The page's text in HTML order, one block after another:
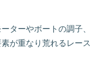
ターやボートの調子、
が重なり荒れるレース